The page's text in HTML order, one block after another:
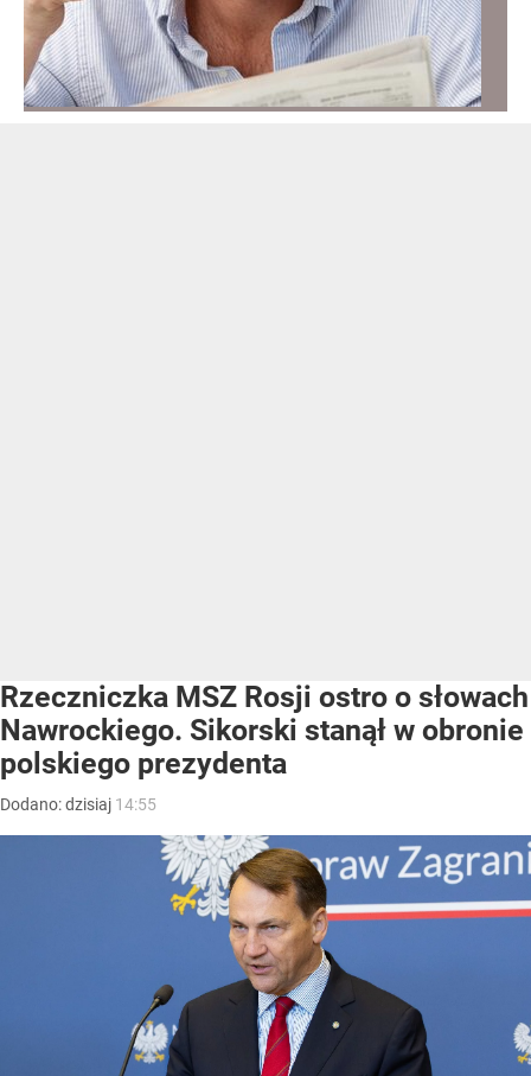
Rzeczniczka MSZ Rosji ostro o słowach
Nawrockiego. Sikorski stanął w obronie
polskiego prezydenta
Dodano:dzisiaj 14:55